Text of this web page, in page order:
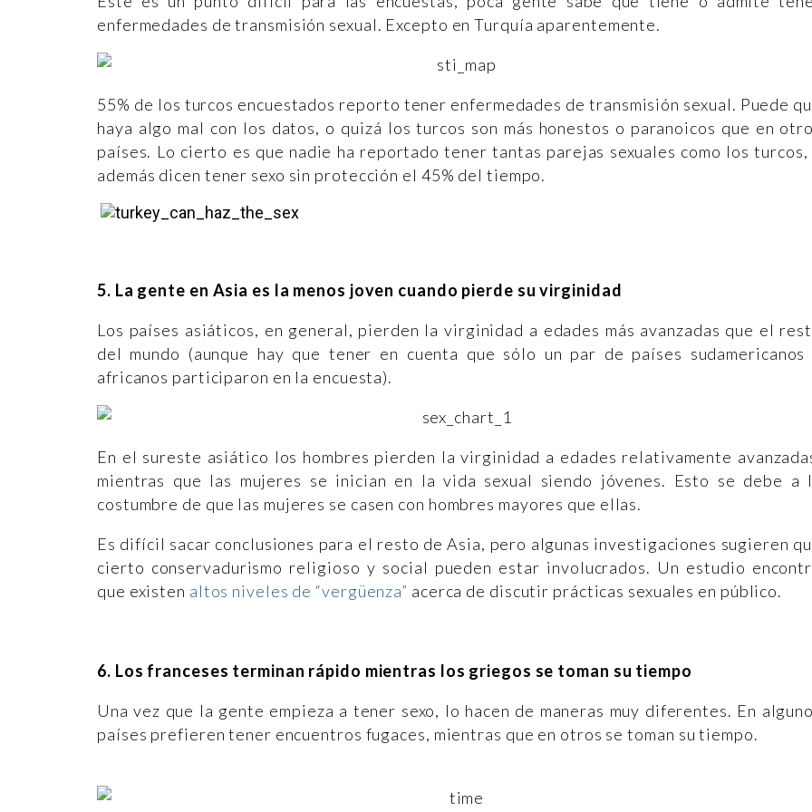
enfermedades de transmisión sexual. Excepto en Turquía aparentemente.
55% de los turcos encuestados reporto tener enfermedades de transmisión sexual. Puede
haya algo mal con los datos, o quizá los turcos son más honestos o paranoicos que en
países. Lo cierto es que nadie ha reportado tener tantas parejas sexuales como los turcos,
además dicen tener sexo sin protección el 45% del tiempo.
5. La gente en Asia es la menos joven cuando pierde su virginidad
Los países asiáticos, en general, pierden la virginidad a edades más avanzadas que el
del mundo (aunque hay que tener en cuenta que sólo un par de países sudamericanos
africanos participaron en la encuesta).
En el sureste asiático los hombres pierden la virginidad a edades relativamente
mientras que las mujeres se inician en la vida sexual siendo jóvenes. Esto se debe a
costumbre de que las mujeres se casen con hombres mayores que ellas.
Es difícil sacar conclusiones para el resto de Asia, pero algunas investigaciones sugieren
cierto conservadurismo religioso y social pueden estar involucrados. Un estudio
que existen altos niveles de “vergüenza” acerca de discutir prácticas sexuales en público.
6. Los franceses terminan rápido mientras los griegos se toman su tiempo
Una vez que la gente empieza a tener sexo, lo hacen de maneras muy diferentes. En
países prefieren tener encuentros fugaces, mientras que en otros se toman su tiempo.